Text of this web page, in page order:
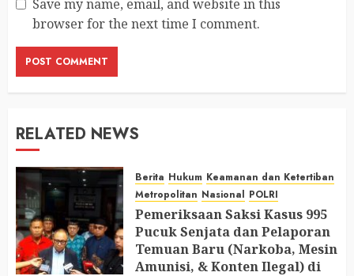
Save my name, email, and website in this
browser for the next time I comment.
RELATED NEWS
Berita Hukum Keamanan dan Ketertiban
Metropolitan Nasional POLRI
Pemeriksaan Saksi Kasus 995
Pucuk Senjata dan Pelaporan
Temuan Baru (Narkoba, Mesin
Amunisi, & Konten Ilegal) di